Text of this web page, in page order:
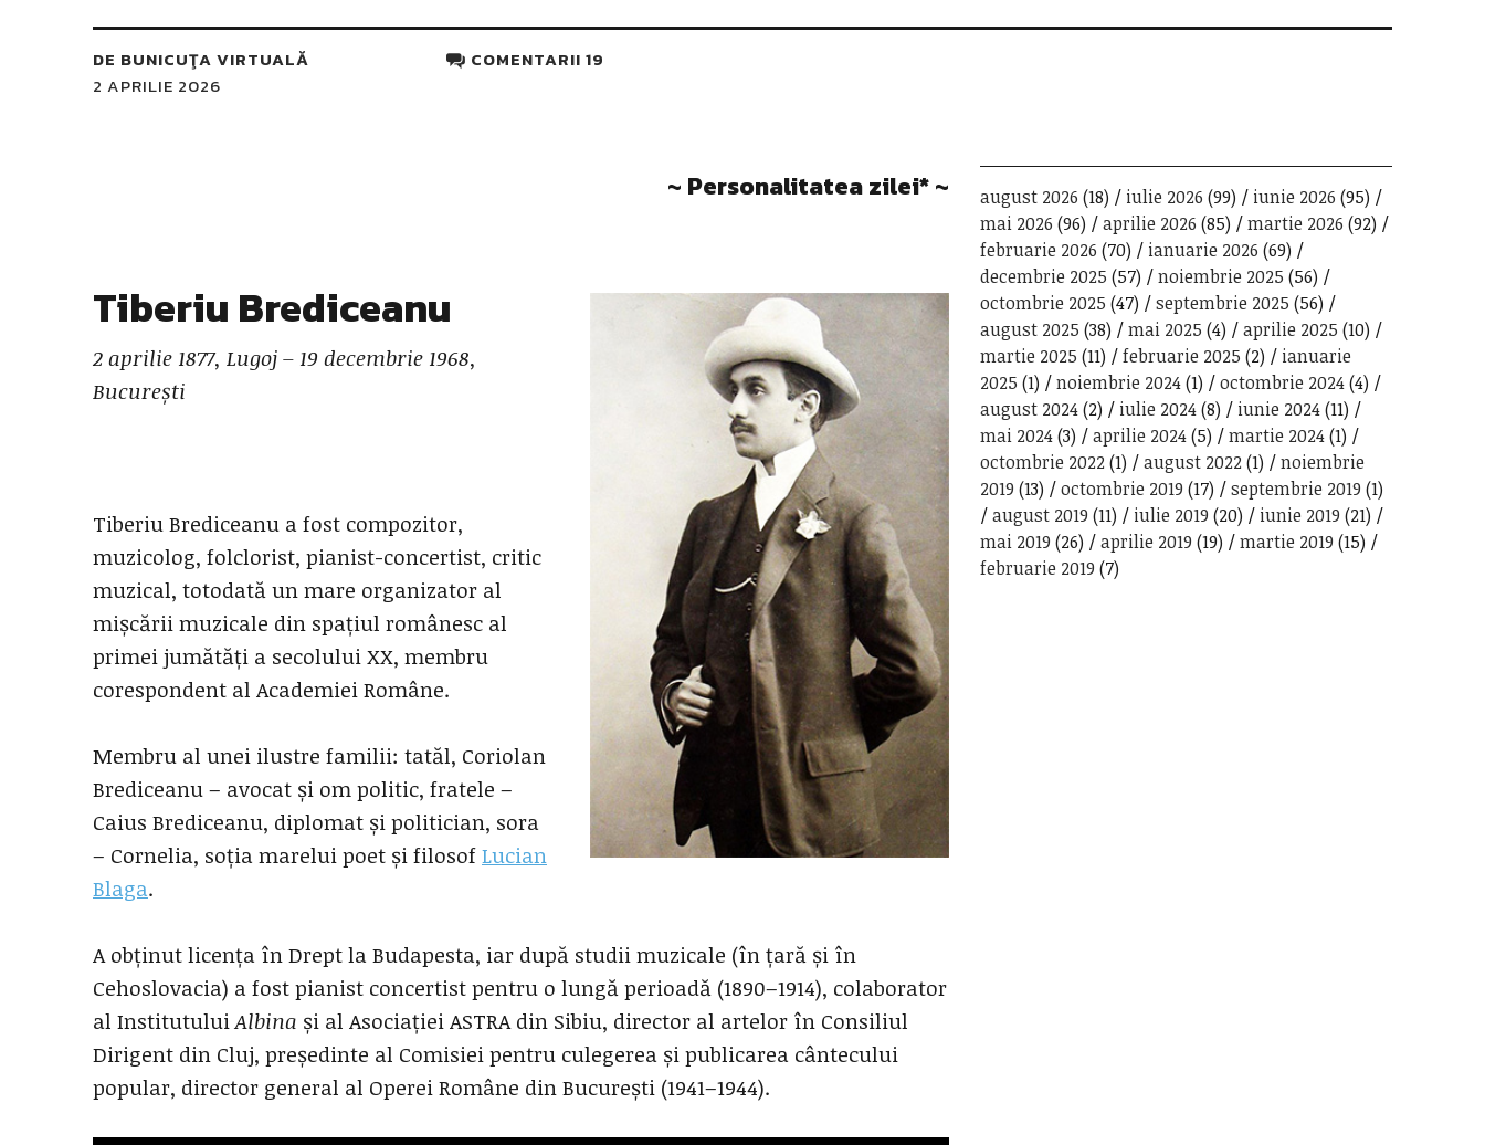
DE BUNICUŢA VIRTUALĂ
2 APRILIE 2026
COMENTARII 19
~ Personalitatea zilei* ~
Tiberiu Brediceanu
2 aprilie 1877, Lugoj – 19 decembrie 1968,
București
Tiberiu Brediceanu a fost compozitor,
muzicolog, folclorist, pianist-concertist, critic
muzical, totodată un mare organizator al
mișcării muzicale din spațiul românesc al
primei jumătăți a secolului XX, membru
corespondent al Academiei Române.
Membru al unei ilustre familii: tatăl, Coriolan
Brediceanu – avocat și om politic, fratele –
Caius Brediceanu, diplomat și politician, sora
– Cornelia, soția marelui poet și filosofLucian
Blaga.
A obținut licența în Drept la Budapesta, iar după studii muzicale (în țară și în
Cehoslovacia) a fost pianist concertist pentru o lungă perioadă (1890–1914), colaborator
al InstitutuluiAlbina și al Asociației ASTRA din Sibiu, director al artelor în Consiliul
Dirigent din Cluj, președinte al Comisiei pentru culegerea și publicarea cântecului
popular, director general al Operei Române din București (1941–1944).
august 2026 (18) iulie 2026 (99) iunie 2026 (95)
mai 2026 (96) aprilie 2026 (85) martie 2026 (92)
februarie 2026 (70) ianuarie 2026 (69)
decembrie 2025 (57) noiembrie 2025 (56)
octombrie 2025 (47) septembrie 2025 (56)
august 2025 (38) mai 2025 (4) aprilie 2025 (10)
martie 2025 (11) februarie 2025 (2)
ianuarie
2025 (1) noiembrie 2024(1) octombrie 2024(4)
august 2024(2) iulie 2024(8) iunie 2024(11)
mai 2024(3) aprilie 2024(5) martie 2024(1)
octombrie 2022(1) august 2022(1)
noiembrie
2019 (13) octombrie 2019 (17) septembrie 2019 (1)
august 2019 (11) iulie 2019 (20) iunie 2019 (21)
mai 2019 (26) aprilie 2019 (19) martie 2019 (15)
februarie 2019 (7)